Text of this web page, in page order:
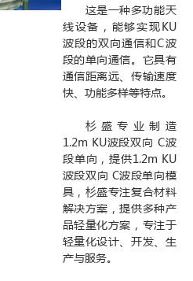
这是一种多功能天
线设备，能够实现KU
波段的双向通信和C波
段的单向通信。它具有
通信距离远、传输速度
快、功能多样等特点。
杉盛专业制造
1.2m KU波段双向 C波
段单向，提供1.2m KU
波段双向 C波段单向模
具，杉盛专注复合材料
解决方案，提供多种产
品轻量化方案，专注于
轻量化设计、开发、生
产与服务。